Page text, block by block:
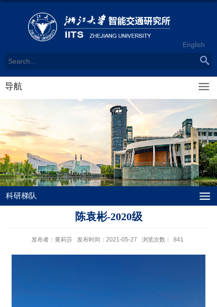
English
导航
科研梯队
陈袁彬-2020级
发布者：黄莉莎 发布时间：2021-05-27 浏览次数： 841